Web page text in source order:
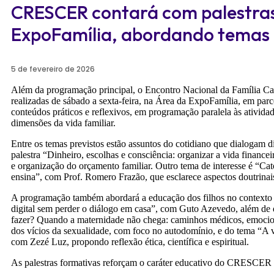
CRESCER contará com
ExpoFamília, abordando
5 de fevereiro de 2026
Além da programação principal, o Encontro Nacional da Família
realizadas de sábado a sexta-feira, na Área da ExpoFamília, em
conteúdos práticos e reflexivos, em programação paralela às
dimensões da vida familiar.
Entre os temas previstos estão assuntos do cotidiano que dialogam
palestra “Dinheiro, escolhas e consciência: organizar a vida
e organização do orçamento familiar. Outro tema de interesse é
ensina”, com Prof. Romero Frazão, que esclarece aspectos
A programação também abordará a educação dos filhos no
digital sem perder o diálogo em casa”, com Guto Azevedo, além
fazer? Quando a maternidade não chega: caminhos médicos,
dos vícios da sexualidade, com foco no autodomínio, e do tema “A
com Zezé Luz, propondo reflexão ética, científica e espiritual.
As palestras formativas reforçam o caráter educativo do